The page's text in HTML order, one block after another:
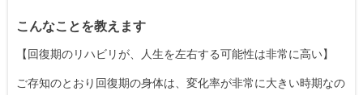
こんなことを教えます
【回復期のリハビリが、人生を左右する可能性は非常に高い】
ご存知のとおり回復期の身体は、変化率が非常に大きい時期なの